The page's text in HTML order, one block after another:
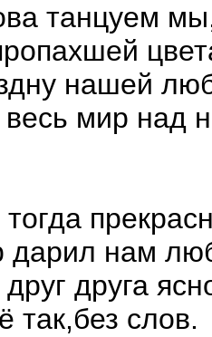
танцуем
нашей
весь мир над
дарил нам
друга
так,без слов.